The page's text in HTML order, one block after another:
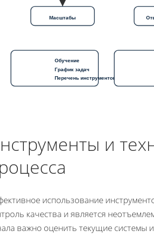
Масштабы
Обучение
График задач
Перечень инструментов
и
использование
качества и является
важно оценить текущие системы